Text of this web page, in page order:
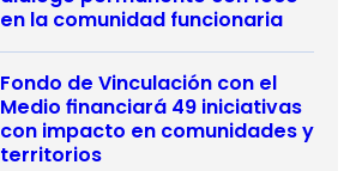
en la comunidad funcionaria
Fondo de Vinculación con el
Medio financiará 49 iniciativas
con impacto en comunidades y
territorios